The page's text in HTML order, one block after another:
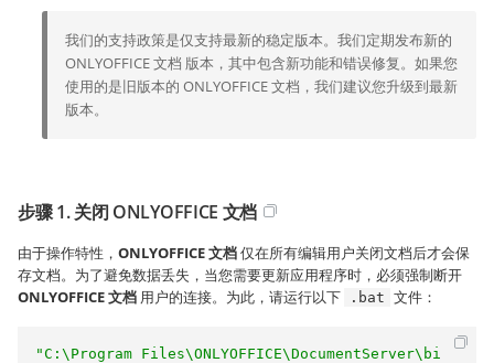
我们的支持政策是仅支持最新的稳定版本。我们定期发布新的
ONLYOFFICE 文档 版本，其中包含新功能和错误修复。如果您
使用的是旧版本的 ONLYOFFICE 文档，我们建议您升级到最新
版本。
步骤 1. 关闭 ONLYOFFICE 文档
由于操作特性， ONLYOFFICE 文档仅在所有编辑用户关闭文档后才会保
存文档。为了避免数据丢失，当您需要更新应用程序时，必须强制断开
ONLYOFFICE 文档 用户的连接。为此，请运行以下 .bat 文件：
"C:\Program Files\ONLYOFFICE\DocumentServer\bi